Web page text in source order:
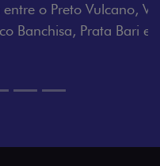
Vulcano, Vermelho
Bari e Cinza